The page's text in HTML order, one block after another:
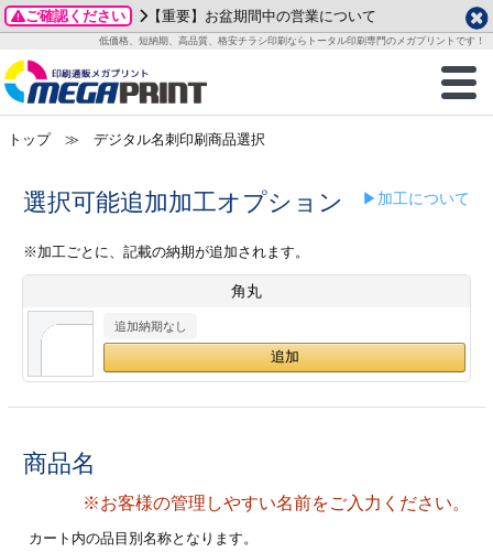
ご確認ください 【重要】お盆期間中の営業について
低価格、短納期、高品質、格安チラシ印刷ならトータル印刷専門のメガプリントです！
商品一覧
グッズ
ステッカー
物
ックカード印刷
ィ・販促グッズ
＆盛り上げ印刷
イズ
ご利用ガイド
お客様へ
いて
ついて
方法
刷
カード印刷
ード印刷
ックカード名刺
型マル型印刷
ー印刷
データ作成ガイド
成前に
ガイド
イド
加工指示ガイド
テンプレート
ード印刷
名刺印刷
名刺印刷
ックカード
印刷
印刷
一覧
わせ
質問FAQ
り
2026年 8月
月
火 水 木 金
土
1
10
11 12 13
15
24
25 26 27 28
29
2026年 9月
水 木 金
土
14
15
21
22
30
トップ≫ デジタル名刺印刷商品選択
選択可能追加加工オプション ▶加工について
※加工ごとに、記載の納期が追加されます。
角丸
追加納期なし
商品名
※お客様の管理しやすい名前をご入力ください。
カート内の品目別名称となります。